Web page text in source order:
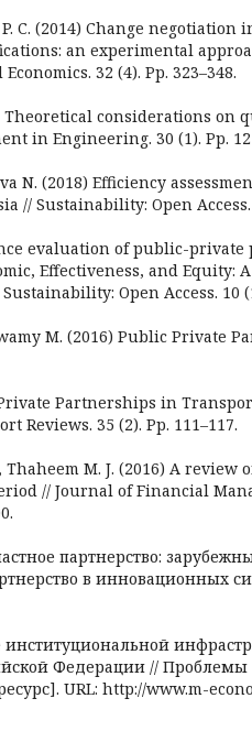
P. C. (2014) Change
an experimental
32 (4). Pp. 323–348.
Theoretical considerations
in Engineering. 30 (1). Pp.
N. (2018) Efficiency
// Sustainability: Open Access.
evaluation of public-
Effectiveness, and Equity:
Open Access. 10
M. (2016) Public Private
Partnerships in
Reviews. 35 (2). Pp. 111–117.
Thaheem M. J. (2016) A
// Journal of Financial
партнерство:
в инновационных
Федерации //
URL: http://www.m-